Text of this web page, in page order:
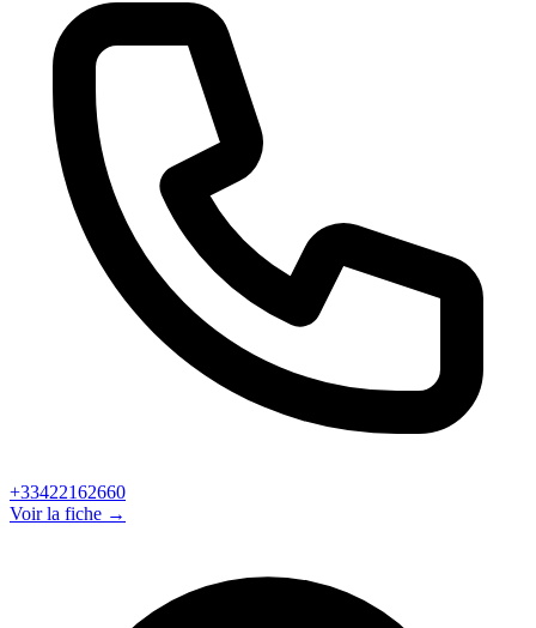
+33422162660
Voir la fiche →